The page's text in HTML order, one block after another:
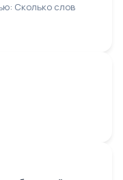
Сколько слов